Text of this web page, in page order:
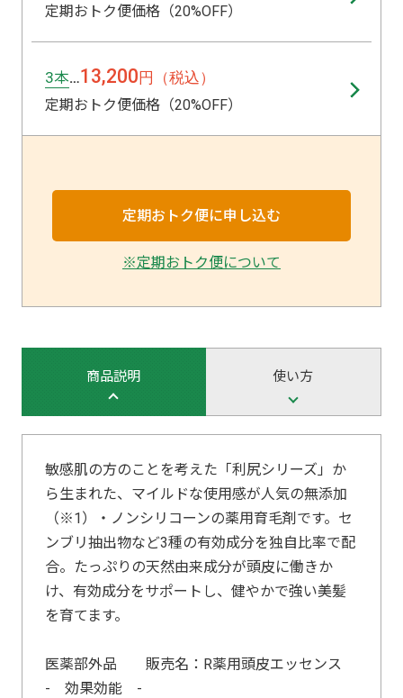
定期おトク便価格（20%OFF）
3本…13,200円（税込）
定期おトク便価格（20%OFF）
※定期おトク便について
商品説明 使い方
敏感肌の方のことを考えた「利尻シリーズ」か
ら生まれた、マイルドな使用感が人気の無添加
（※1）・ノンシリコーンの薬用育毛剤です。セ
ンブリ抽出物など3種の有効成分を独自比率で配
合。たっぷりの天然由来成分が頭皮に働きか
け、有効成分をサポートし、健やかで強い美髪
を育てます。
医薬部外品 販売名：R薬用頭皮エッセンス
- 効果効能 -